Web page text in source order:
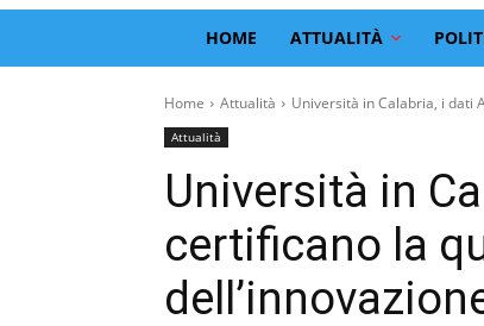
HOME ATTUALITÀ
Home Attualità Università in Calabria, i dati
Attualità
Università in
certificano la